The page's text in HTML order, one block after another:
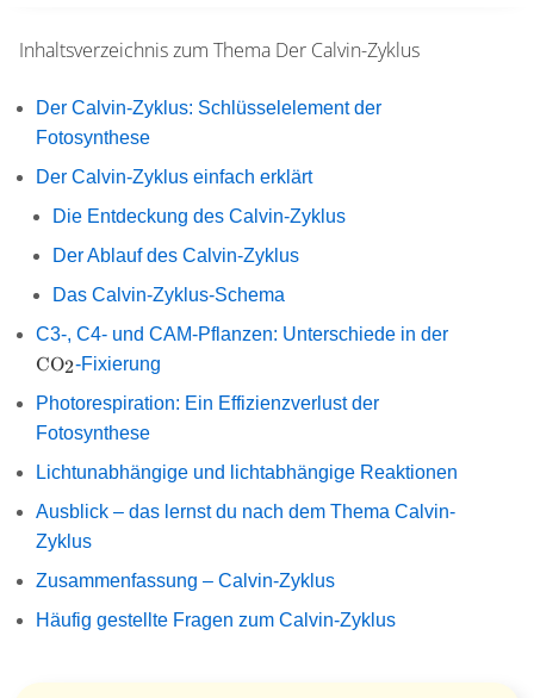
Inhaltsverzeichnis zum Thema Der Calvin-Zyklus
Der Calvin-Zyklus: Schlüsselelement der
Fotosynthese
Der Calvin-Zyklus einfach erklärt
Die Entdeckung des Calvin-Zyklus
Der Ablauf des Calvin-Zyklus
Das Calvin-Zyklus-Schema
C3-, C4- und CAM-Pflanzen: Unterschiede in der
COX
2-Fixierung
Photorespiration: Ein Effizienzverlust der
Fotosynthese
Lichtunabhängige und lichtabhängige Reaktionen
Ausblick – das lernst du nach dem Thema Calvin-
Zyklus
Zusammenfassung – Calvin-Zyklus
Häufig gestellte Fragen zum Calvin-Zyklus